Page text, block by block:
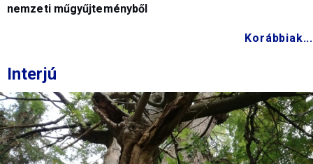
nemzeti műgyűjteményből
Korábbiak...
Interjú